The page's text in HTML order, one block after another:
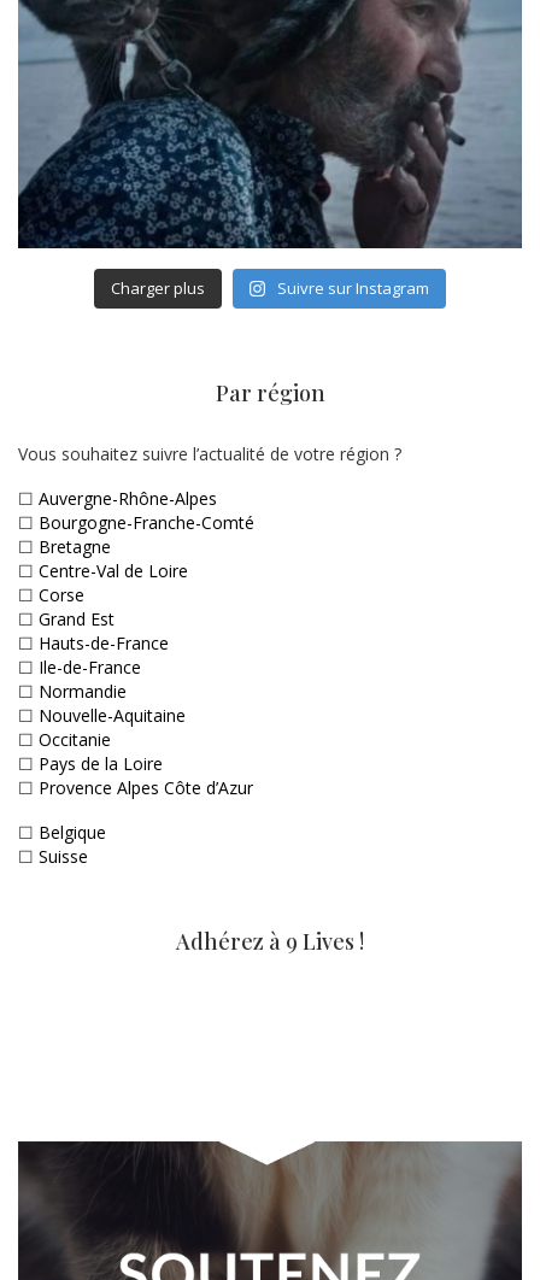
Charger plus Suivre sur Instagram
Par région
Vous souhaitez suivre l’actualité de votre région ?
☐ Auvergne-Rhône-Alpes
☐ Bourgogne-Franche-Comté
☐ Bretagne
☐ Centre-Val de Loire
☐ Corse
☐ Grand Est
☐ Hauts-de-France
☐ Ile-de-France
☐ Normandie
☐ Nouvelle-Aquitaine
☐ Occitanie
☐ Pays de la Loire
☐ Provence Alpes Côte d’Azur
☐ Belgique
☐ Suisse
Adhérez à 9 Lives !